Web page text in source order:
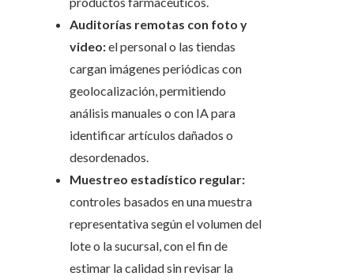
Auditorías remotas con foto y
video:el personal o las tiendas
cargan imágenes periódicas con
geolocalización, permitiendo
análisis manuales o con IA para
identificar artículos dañados o
desordenados.
Muestreo estadístico regular:
controles basados en una muestra
representativa según el volumen del
lote o la sucursal, con el fin de
estimar la calidad sin revisar la